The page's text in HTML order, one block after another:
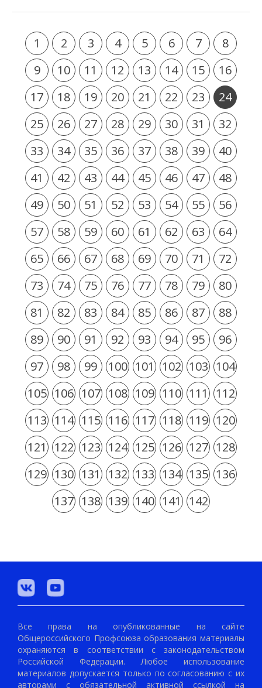
1 2 3 4 5 6 7
8
9
10 11 12 13 14 15
16
17
18 19 20 21 22 23
24
25
26 27 28 29 30 31
32
33
34 35 36 37 38 39
40
41
42 43 44 45 46 47
48
49
50 51 52 53 54 55
56
57
58 59 60 61 62 63
64
65
66 67 68 69 70 71
72
73
74 75 76 77 78 79
80
81
82 83 84 85 86 87
88
89
90 91 92 93 94 95
96
97
98 99 100 101 102 103 104
105 106 107 108 109 110 111 112
113 114 115 116 117 118 119 120
121 122 123 124 125 126 127 128
129 130 131 132 133 134 135 136
137 138 139 140 141 142
Все права на опубликованные на сайте
Общероссийского Профсоюза образования материалы
охраняются в соответствии с законодательством
Российской Федерации. Любое использование
материалов допускается только по согласованию с их
авторами с обязательной активной ссылкой на